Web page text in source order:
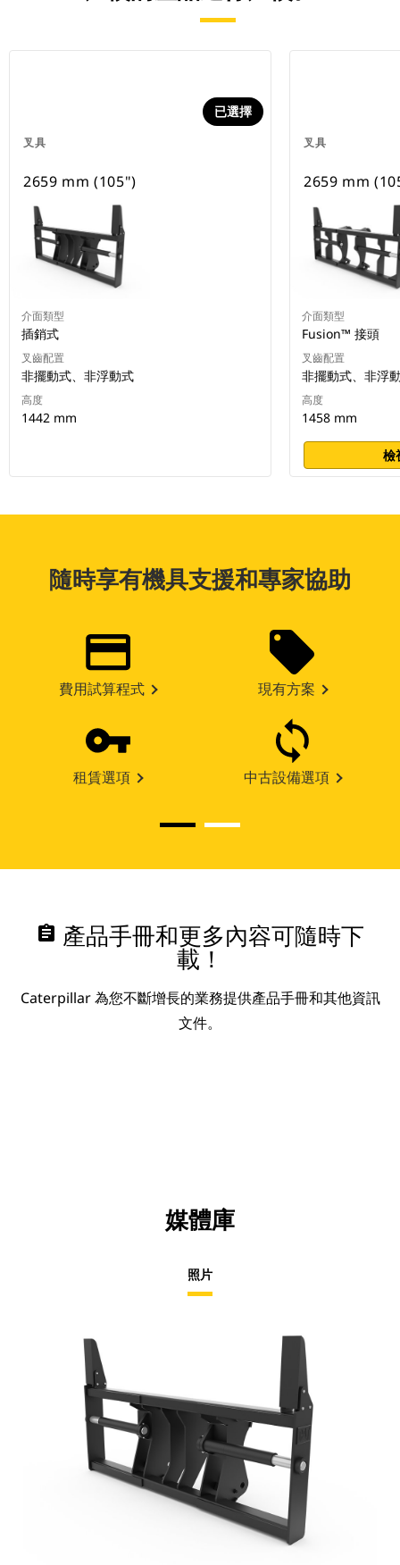
叉具
已選擇
2659 mm (105")
介面類型
插銷式
叉齒配置
非擺動式、非浮動式
高度
1442 mm
叉具
2659 mm
介面類型
Fusion™ 接頭
叉齒配置
非擺動式、非浮
高度
1458 mm
檢
隨時享有機具支援和專家協助
費用試算程式 現有方案
租賃選項 中古設備選項
assignment 產品手冊和更多內容可隨時下
載！
Caterpillar 為您不斷增長的業務提供產品手冊和其他資訊
文件。
媒體庫
照片